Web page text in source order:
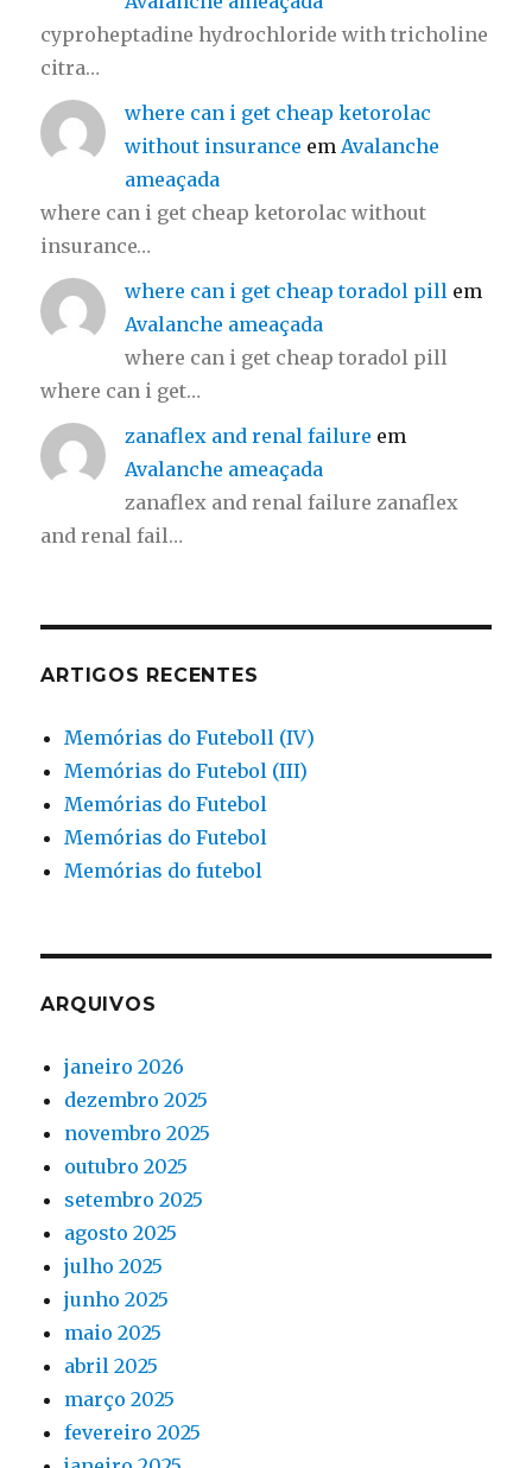
cyproheptadine hydrochloride with tricholine
citra…
where can i get cheap ketorolac
without insurance em Avalanche
ameaçada
where can i get cheap ketorolac without
insurance…
where can i get cheap toradol pill em
Avalanche ameaçada
where can i get cheap toradol pill
where can i get…
zanaflex and renal failure em
Avalanche ameaçada
zanaflex and renal failure zanaflex
and renal fail…
ARTIGOS RECENTES
Memórias do Futeboll (IV)
Memórias do Futebol (III)
Memórias do Futebol
Memórias do Futebol
Memórias do futebol
ARQUIVOS
janeiro 2026
dezembro 2025
novembro 2025
outubro 2025
setembro 2025
agosto 2025
julho 2025
junho 2025
maio 2025
abril 2025
março 2025
fevereiro 2025